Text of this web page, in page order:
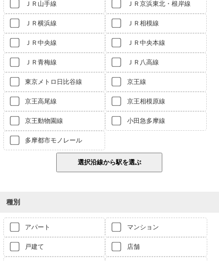
ＪＲ山手線 ＪＲ京浜東北・根岸線
ＪＲ横浜線 ＪＲ相模線
ＪＲ中央線 ＪＲ中央本線
ＪＲ青梅線 ＪＲ八高線
東京メトロ日比谷線 京王線
京王高尾線 京王相模原線
京王動物園線 小田急多摩線
多摩都市モノレール
種別
アパート マンション
戸建て 店舗